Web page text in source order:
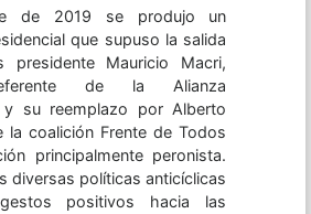
de 2019 se produjo un
que supuso la salida
presidente Mauricio Macri,
de la Alianza
y su reemplazo por Alberto
la coalición Frente de Todos
principalmente peronista.
diversas políticas anticíclicas
positivos hacia las